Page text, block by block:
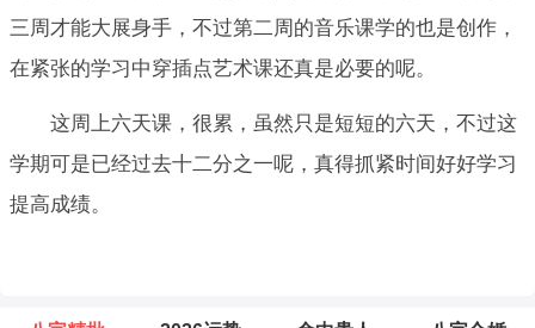
三周才能大展身手，不过第二周的音乐课学的也是创作，
在紧张的学习中穿插点艺术课还真是必要的呢。
这周上六天课，很累，虽然只是短短的六天，不过这
学期可是已经过去十二分之一呢，真得抓紧时间好好学习
提高成绩。